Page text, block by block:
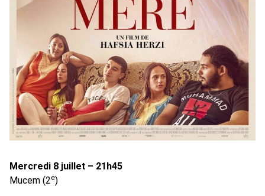
Mercredi 8 juillet – 21h45
Mucem (2e)